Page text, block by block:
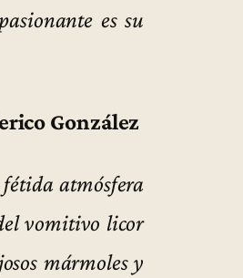
es su
González
atmósfera
vomitivo licor
mármoles y